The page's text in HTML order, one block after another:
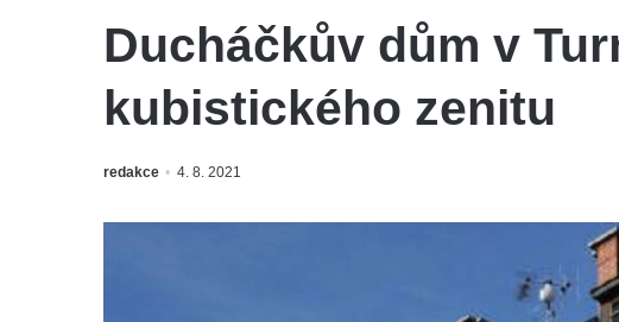
Ducháčkův dům v
kubistického zenitu
redakce 4. 8. 2021